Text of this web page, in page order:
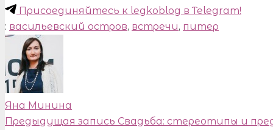
Присоединяйтесь к legkoblog в Telegram!
: васильевский остров, встречи, питер
Яна Минина
Предыдущая запись Свадьба: стереотипы и